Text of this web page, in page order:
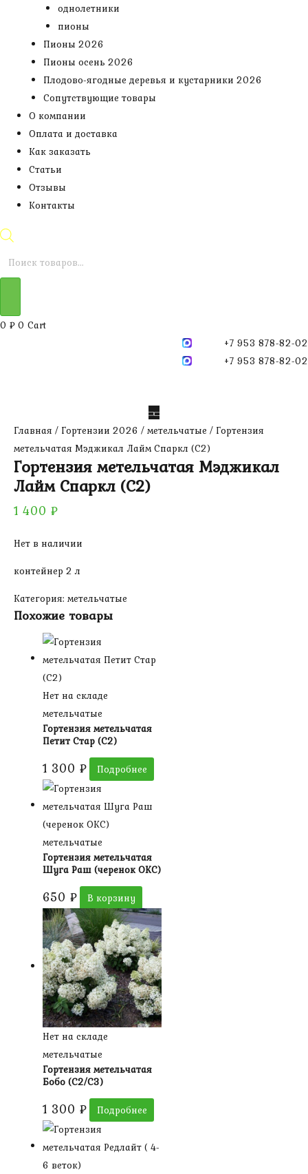
однолетники
пионы
Пионы 2026
Пионы осень 2026
Плодово-ягодные деревья и кустарники 2026
Сопутствующие товары
О компании
Оплата и доставка
Как заказать
Статьи
Отзывы
Контакты
Поиск
0 ₽ 0 Cart
+7 953 878-82-02
+7 953 878-82-02
Главная / Гортензии 2026 / метельчатые / Гортензия
метельчатая Мэджикал Лайм Спаркл (С2)
Гортензия метельчатая Мэджикал
Лайм Спаркл (С2)
1 400 ₽
Нет в наличии
контейнер 2 л
Категория: метельчатые
Похожие товары
Нет на складе
метельчатые
Гортензия метельчатая
Петит Стар (С2)
1 300 ₽ Подробнее
метельчатые
Гортензия метельчатая
Шуга Раш (черенок ОКС)
650 ₽ В корзину
Нет на складе
метельчатые
Гортензия метельчатая
Бобо (С2/С3)
1 300 ₽ Подробнее